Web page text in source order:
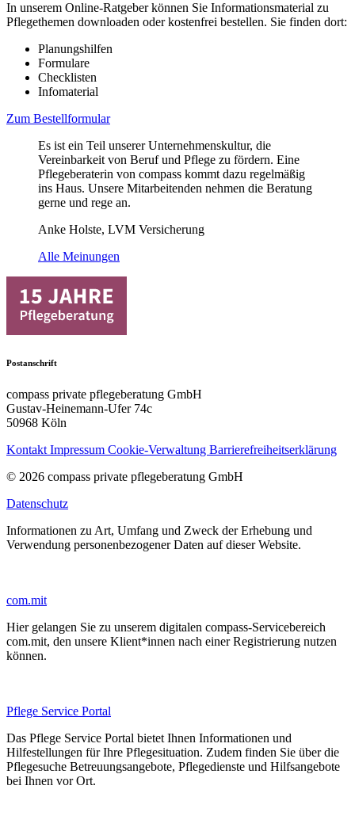
In unserem Online-Ratgeber können Sie Informationsmaterial zu
Pflegethemen downloaden oder kostenfrei bestellen. Sie finden dort:
Planungshilfen
Formulare
Checklisten
Infomaterial
Zum Bestellformular
Es ist ein Teil unserer Unternehmenskultur, die
Vereinbarkeit von Beruf und Pflege zu fördern. Eine
Pflegeberaterin von compass kommt dazu regelmäßig
ins Haus. Unsere Mitarbeitenden nehmen die Beratung
gerne und rege an.
Anke Holste, LVM Versicherung
Alle Meinungen
Postanschrift
compass private pflegeberatung GmbH
Gustav-Heinemann-Ufer 74c
50968 Köln
Kontakt Impressum Cookie-Verwaltung Barrierefreiheitserklärung
© 2026 compass private pflegeberatung GmbH
Datenschutz
Informationen zu Art, Umfang und Zweck der Erhebung und
Verwendung personenbezogener Daten auf dieser Website.
com.mit
Hier gelangen Sie zu unserem digitalen compass-Servicebereich
com.mit, den unsere Klient*innen nach einer Registrierung nutzen
können.
Pflege Service Portal
Das Pflege Service Portal bietet Ihnen Informationen und
Hilfestellungen für Ihre Pflegesituation. Zudem finden Sie über die
Pflegesuche Betreuungsangebote, Pflegedienste und Hilfsangebote
bei Ihnen vor Ort.